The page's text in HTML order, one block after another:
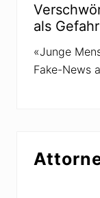
als
«Junge
Fake-News